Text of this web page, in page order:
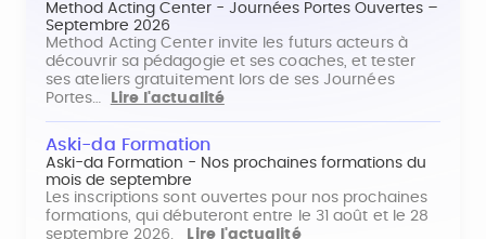
Method Acting Center - Journées Portes Ouvertes –
Septembre 2026
Method Acting Center invite les futurs acteurs à
découvrir sa pédagogie et ses coaches, et tester
ses ateliers gratuitement lors de ses Journées
Portes…
Lire l'actualité
Aski-da Formation
Aski-da Formation - Nos prochaines formations du
mois de septembre
Les inscriptions sont ouvertes pour nos prochaines
formations, qui débuteront entre le 31 août et le 28
septembre 2026.
Lire l'actualité